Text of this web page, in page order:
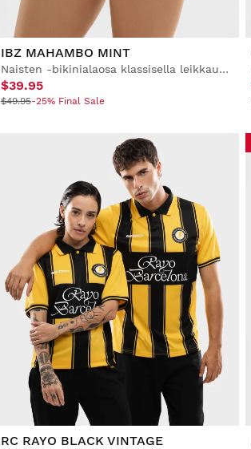
IBZ MAHAMBO MINT
Naisten -bikinialaosa klassisella leikkauksella
$39.95
$49.95-25% Final Sale
RC RAYO BLACK VINTAGE